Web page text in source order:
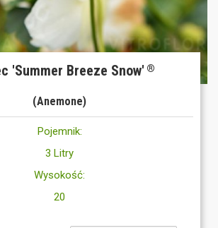
'Summer Breeze Snow' ®
(Anemone)
Pojemnik:
3 Litry
Wysokość:
20